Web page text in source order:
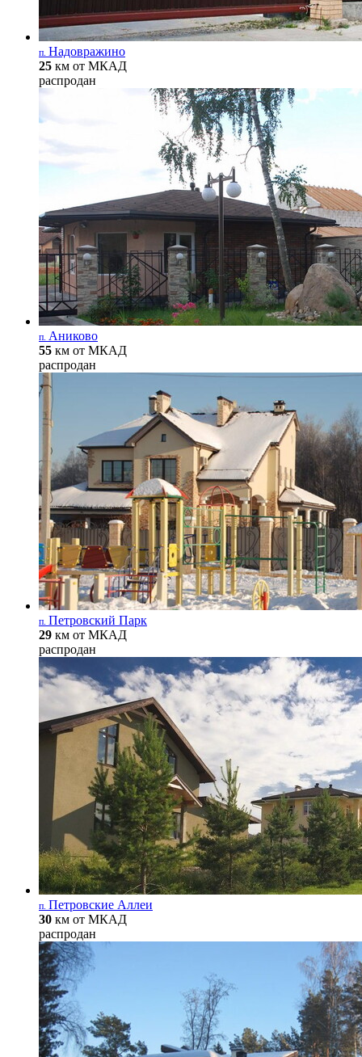
п. Надовражино
25 км от МКАД
распродан
п. Аниково
55 км от МКАД
распродан
п. Петровский Парк
29 км от МКАД
распродан
п. Петровские Аллеи
30 км от МКАД
распродан